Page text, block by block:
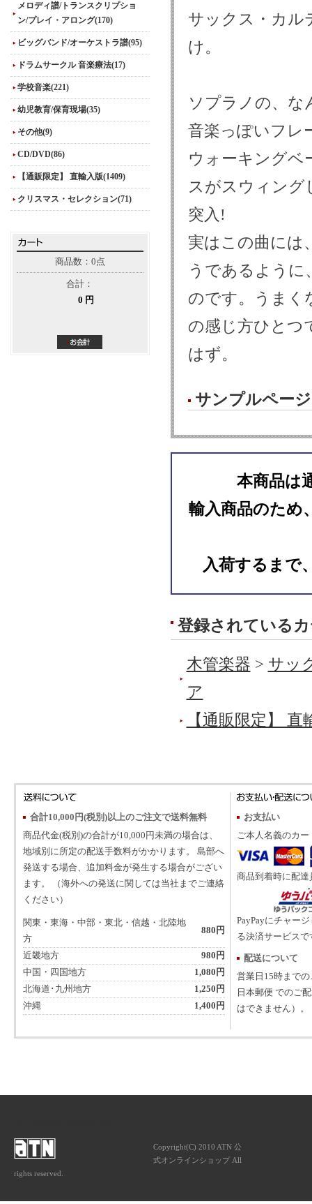
メロディ譜/トランスクリプショ
ン/プレイ・アロング(170)
ビッグバンド/オーケストラ譜(95)
ドラムサークル 音楽療法(17)
学校音楽(221)
幼児教育/保育現場(35)
その他(9)
CD/DVD(86)
【通販限定】 直輸入版(1409)
クリスマス・セレクション(71)
商品数：0点
合計：
0 円
サックス・カル
け。
ソプラノの、な
音楽っぽいフレ
ウォーキングベ
スがスウィング
突入!
実はこの曲には
うであるように
のです。うまく
の感じ方ひとつ
はず。
サンプルページ
本商品は
輸入商品のため
入荷するまで
登録されている
木管楽器 > サッ
ア
【通販限定】 直
合計10,000円(税別)以上のご注文で送料無料
商品代金(税別)の合計が10,000円未満の場合は、
地域別に所定の配送手数料がかかります。 島部へ
発送する場合、追加料金が発生する場合がござい
ます。 （海外への発送に関しては当社までご連絡
ください）
関東・東海・中部・東北・信越・北陸地
方
880円
近畿地方
980円
中国・四国地方
1,080円
北海道･九州地方
1,250円
沖縄
1,400円
お支払い
ご本人名義のカ
商品到着時に配
PayPayにチャー
る決済サービスで
配送について
営業日15時まで
日本郵便 でのご
はできません）。
Copyright(C) 2010 ATN 公
式オンラインショップ All
rights reserved.